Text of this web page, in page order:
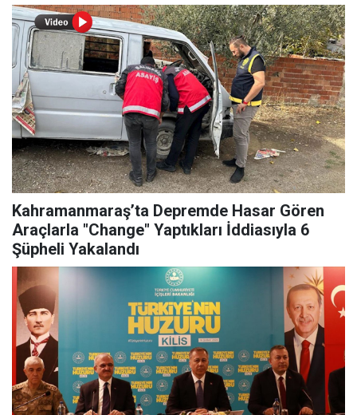
Kahramanmaraş’ta Depremde Hasar Gören
Araçlarla "Change" Yaptıkları İddiasıyla 6
Şüpheli Yakalandı